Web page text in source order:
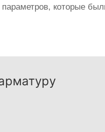
параметров, которые